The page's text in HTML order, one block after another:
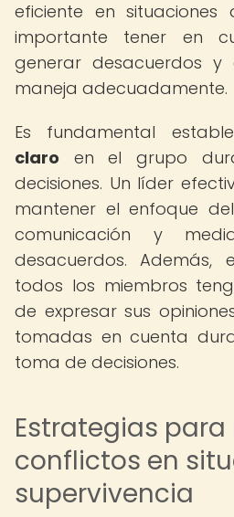
eficiente en situaciones
importante tener en
generar desacuerdos y
maneja adecuadamente.
Es fundamental
claro en el grupo
decisiones. Un líder
mantener el enfoque
comunicación y
desacuerdos. Además,
todos los miembros
de expresar sus
tomadas en cuenta
toma de decisiones.
Estrategias para
conflictos en
supervivencia